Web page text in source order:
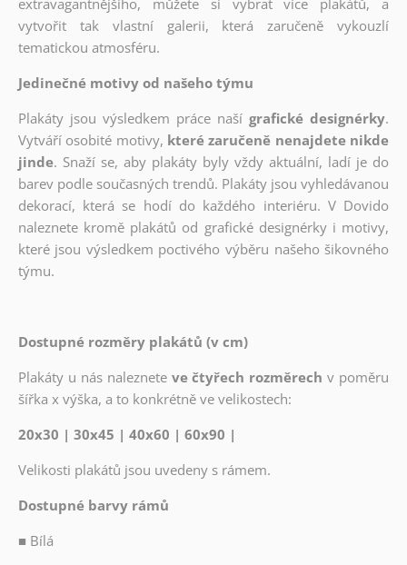
extravagantnějšího, můžete si vybrat více plakátů, a
vytvořit tak vlastní galerii, která zaručeně vykouzlí
tematickou atmosféru.
Jedinečné motivy od našeho týmu
Plakáty jsou výsledkem práce naší grafické designérky.
Vytváří osobité motivy, které zaručeně nenajdete nikde
jinde. Snaží se, aby plakáty byly vždy aktuální, ladí je do
barev podle současných trendů. Plakáty jsou vyhledávanou
dekorací, která se hodí do každého interiéru. V Dovido
naleznete kromě plakátů od grafické designérky i motivy,
které jsou výsledkem poctivého výběru našeho šikovného
týmu.
Dostupné rozměry plakátů (v cm)
Plakáty u nás naleznete ve čtyřech rozměrech v poměru
šířka x výška, a to konkrétně ve velikostech:
20x30 | 30x45 | 40x60 | 60x90 |
Velikosti plakátů jsou uvedeny s rámem.
Dostupné barvy rámů
■ Bílá